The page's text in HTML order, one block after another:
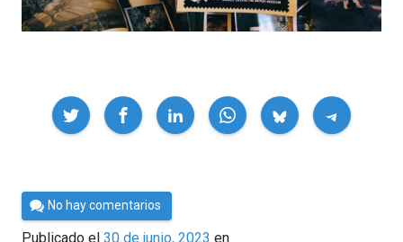
Compartir
Por
César
No hay comentarios
Publicado el 30 de junio, 2023 en